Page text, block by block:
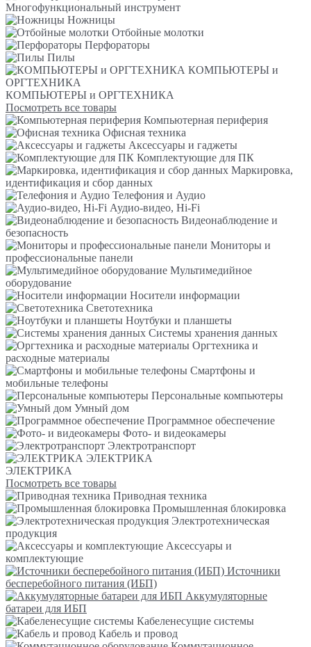
Многофункциональный инструмент
Ножницы
Отбойные молотки
Перфораторы
Пилы
КОМПЬЮТЕРЫ и
ОРГТЕХНИКА
КОМПЬЮТЕРЫ и ОРГТЕХНИКА
Посмотреть все товары
Компьютерная периферия
Офисная техника
Аксессуары и гаджеты
Комплектующие для ПК
Маркировка,
идентификация и сбор данных
Телефония и Аудио
Аудио-видео, Hi-Fi
Видеонаблюдение и
безопасность
Мониторы и
профессиональные панели
Мультимедийное
оборудование
Носители информации
Светотехника
Ноутбуки и планшеты
Системы хранения данных
Оргтехника и
расходные материалы
Смартфоны и
мобильные телефоны
Персональные компьютеры
Умный дом
Программное обеспечение
Фото- и видеокамеры
Электротранспорт
ЭЛЕКТРИКА
ЭЛЕКТРИКА
Посмотреть все товары
Приводная техника
Промышленная блокировка
Электротехническая
продукция
Аксессуары и
комплектующие
Источники
бесперебойного питания (ИБП)
Аккумуляторные
батареи для ИБП
Кабеленесущие системы
Кабель и провод